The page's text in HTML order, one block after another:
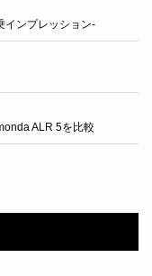
インプレッション-
ALR 5を比較